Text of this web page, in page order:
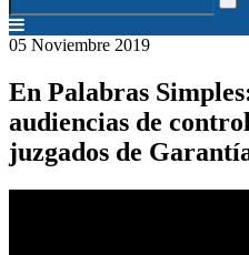
05 Noviembre 2019
En Palabras
audiencias de
juzgados de